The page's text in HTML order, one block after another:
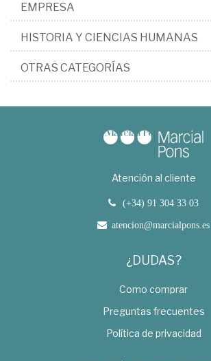
EMPRESA
HISTORIA Y CIENCIAS HUMANAS
OTRAS CATEGORÍAS
Atención al cliente
(+34) 91 304 33 03
atencion@marcialpons.es
¿DUDAS?
Como comprar
Preguntas frecuentes
Política de privacidad